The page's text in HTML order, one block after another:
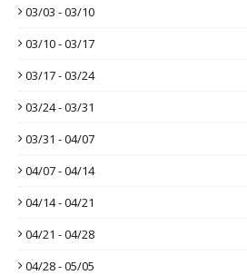
03/03 - 03/10
03/10 - 03/17
03/17 - 03/24
03/24 - 03/31
03/31 - 04/07
04/07 - 04/14
04/14 - 04/21
04/21 - 04/28
04/28 - 05/05